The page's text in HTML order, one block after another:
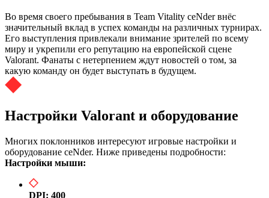
Во время своего пребывания в Team Vitality ceNder внёс
значительный вклад в успех команды на различных турнирах.
Его выступления привлекали внимание зрителей по всему
миру и укрепили его репутацию на европейской сцене
Valorant. Фанаты с нетерпением ждут новостей о том, за
какую команду он будет выступать в будущем.​
Настройки Valorant и оборудование
Многих поклонников интересуют игровые настройки и
оборудование ceNder. Ниже приведены подробности:​
Настройки мыши:
DPI: 400​